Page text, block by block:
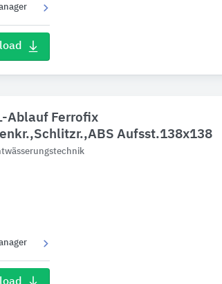
Ablauf Ferrofix
Aufsst.138x138